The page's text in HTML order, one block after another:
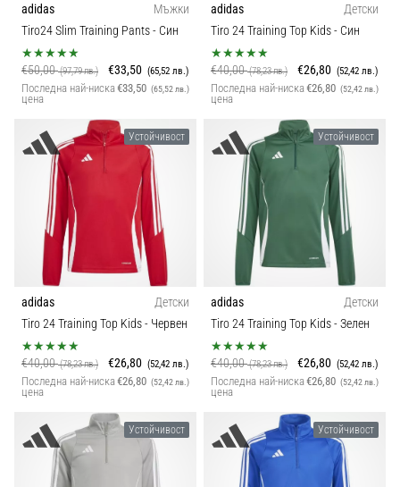
adidas
Мъжки
Tiro24 Slim Training Pants- Син
€50,00(97,79 лв.) €33,50 (65,52 лв.)
Последна най-ниска
цена
€33,50 (65,52 лв.)
adidas
Детски
Tiro 24 Training Top Kids- Син
€40,00(78,23 лв.) €26,80 (52,42 лв.)
Последна най-ниска
цена
€26,80 (52,42 лв.)
Устойчивост
adidas
Детски
Tiro 24 Training Top Kids- Червен
€40,00(78,23 лв.) €26,80 (52,42 лв.)
Последна най-ниска
цена
€26,80 (52,42 лв.)
Устойчивост
adidas
Детски
Tiro 24 Training Top Kids- Зелен
€40,00(78,23 лв.) €26,80 (52,42 лв.)
Последна най-ниска
цена
€26,80 (52,42 лв.)
Устойчивост Устойчивост